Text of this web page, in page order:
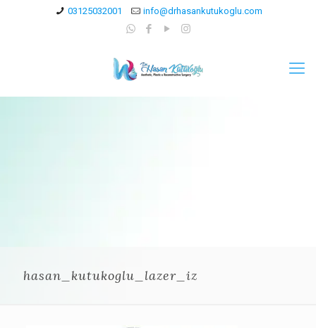
03125032001 info@drhasankutukoglu.com
hasan_kutukoglu_lazer_iz